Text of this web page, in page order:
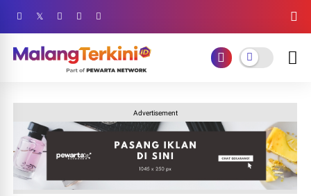
Advertisement